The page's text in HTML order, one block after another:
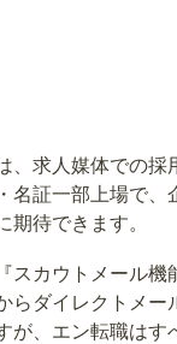
、求人媒体での
名証一部上場で
期待できます。
スカウトメール
らダイレクトメ
が、エン転職は